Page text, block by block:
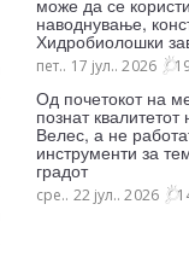
наводнување,
Хидробиолошки
пет.. 17 јул.. 2026
Од почетокот на
познат квалитетот
Велес, а не
инструменти за
градот
сре.. 22 јул.. 2026